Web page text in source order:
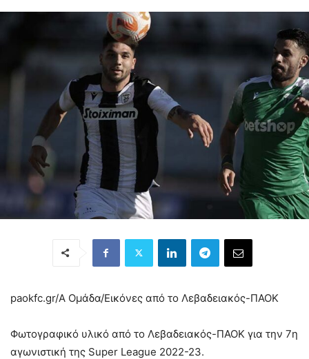
paokfc.gr/Α Ομάδα/Εικόνες από το Λεβαδειακός-ΠΑΟΚ
Φωτογραφικό υλικό από το Λεβαδειακός-ΠΑΟΚ για την 7η
αγωνιστική της Super League 2022-23.